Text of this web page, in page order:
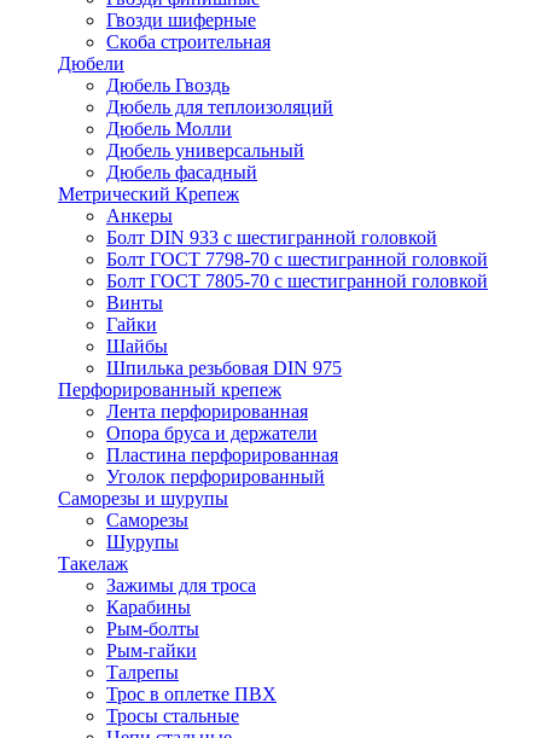
Гвозди шиферные
Скоба строительная
Дюбели
Дюбель Гвоздь
Дюбель для теплоизоляций
Дюбель Молли
Дюбель универсальный
Дюбель фасадный
Метрический Крепеж
Анкеры
Болт DIN 933 с шестигранной головкой
Болт ГОСТ 7798-70 с шестигранной головкой
Болт ГОСТ 7805-70 с шестигранной головкой
Винты
Гайки
Шайбы
Шпилька резьбовая DIN 975
Перфорированный крепеж
Лента перфорированная
Опора бруса и держатели
Пластина перфорированная
Уголок перфорированный
Саморезы и шурупы
Саморезы
Шурупы
Такелаж
Зажимы для троса
Карабины
Рым-болты
Рым-гайки
Талрепы
Трос в оплетке ПВХ
Тросы стальные